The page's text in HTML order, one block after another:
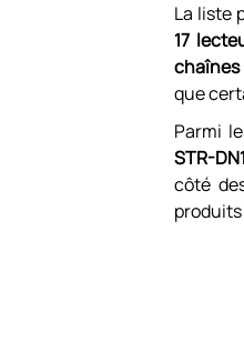
La liste
17
chaînes
que
Parmi
STR-
côté